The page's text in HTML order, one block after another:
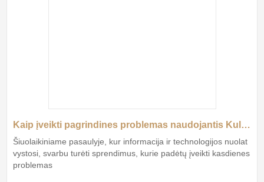
Kaip įveikti pagrindines problemas naudojantis Kulkos mova?
Šiuolaikiniame pasaulyje, kur informacija ir technologijos nuolat
vystosi, svarbu turėti sprendimus, kurie padėtų įveikti kasdienes
problemas